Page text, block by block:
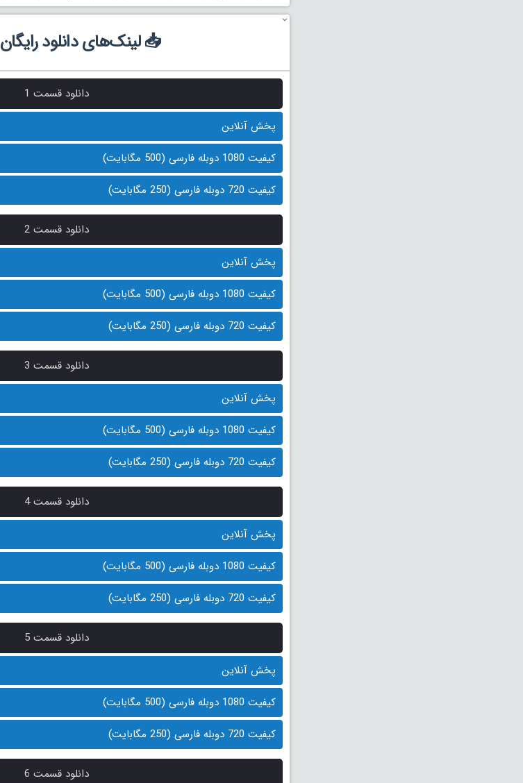
📥 لینک‌های دانلود رایگان
دانلود قسمت 1
پخش آنلاین
کیفیت 1080 دوبله فارسی (500 مگابایت)
کیفیت 720 دوبله فارسی (250 مگابایت)
دانلود قسمت 2
پخش آنلاین
کیفیت 1080 دوبله فارسی (500 مگابایت)
کیفیت 720 دوبله فارسی (250 مگابایت)
دانلود قسمت 3
پخش آنلاین
کیفیت 1080 دوبله فارسی (500 مگابایت)
کیفیت 720 دوبله فارسی (250 مگابایت)
دانلود قسمت 4
پخش آنلاین
کیفیت 1080 دوبله فارسی (500 مگابایت)
کیفیت 720 دوبله فارسی (250 مگابایت)
دانلود قسمت 5
پخش آنلاین
کیفیت 1080 دوبله فارسی (500 مگابایت)
کیفیت 720 دوبله فارسی (250 مگابایت)
دانلود قسمت 6